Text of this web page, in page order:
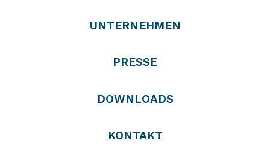
UNTERNEHMEN
PRESSE
DOWNLOADS
KONTAKT